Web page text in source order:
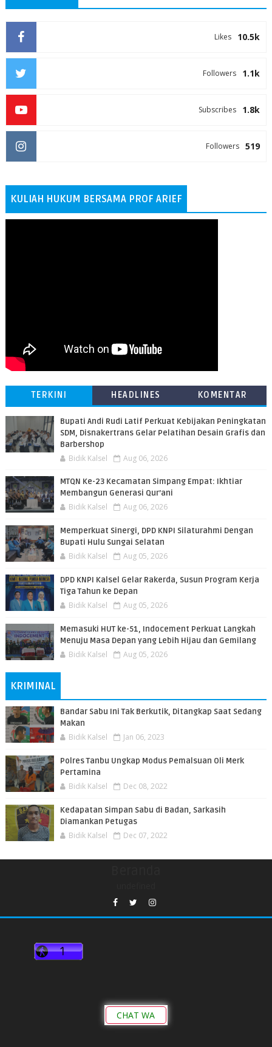
10.5k
Likes
1.1k
Followers
1.8k
Subscribes
519
Followers
KULIAH HUKUM BERSAMA PROF ARIEF
TERKINI HEADLINES KOMENTAR
Bupati Andi Rudi Latif Perkuat Kebijakan Peningkatan
SDM, Disnakertrans Gelar Pelatihan Desain Grafis dan
Barbershop
Bidik Kalsel Aug 06, 2026
MTQN Ke-23 Kecamatan Simpang Empat: Ikhtiar
Membangun Generasi Qur’ani
Bidik Kalsel Aug 06, 2026
Memperkuat Sinergi, DPD KNPI Silaturahmi Dengan
Bupati Hulu Sungai Selatan
Bidik Kalsel Aug 05, 2026
DPD KNPI Kalsel Gelar Rakerda, Susun Program Kerja
Tiga Tahun ke Depan
Bidik Kalsel Aug 05, 2026
Memasuki HUT ke-51, Indocement Perkuat Langkah
Menuju Masa Depan yang Lebih Hijau dan Gemilang
Bidik Kalsel Aug 05, 2026
KRIMINAL
Bandar Sabu Ini Tak Berkutik, Ditangkap Saat Sedang
Makan
Bidik Kalsel Jan 06, 2023
Polres Tanbu Ungkap Modus Pemalsuan Oli Merk
Pertamina
Bidik Kalsel Dec 08, 2022
Kedapatan Simpan Sabu di Badan, Sarkasih
Diamankan Petugas
Bidik Kalsel Dec 07, 2022
CHAT WA